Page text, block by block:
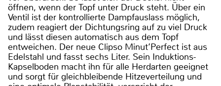
öffnen, wenn der Topf unter Druck steht. Über ein
Ventil ist der kontrollierte Dampfauslass möglich,
zudem reagiert der Dichtungsring auf zu viel Druck
und lässt diesen automatisch aus dem Topf
entweichen. Der neue Clipso Minut’Perfect ist aus
Edelstahl und fasst sechs Liter. Sein Induktions-
Kapselboden macht ihn für alle Herdarten geeignet
und sorgt für gleichbleibende Hitzeverteilung und